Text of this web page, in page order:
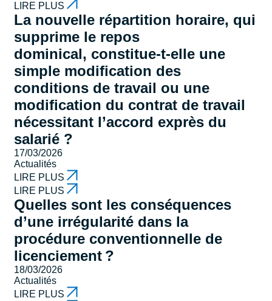
LIRE PLUS
La nouvelle répartition horaire, qui
supprime le repos
dominical, constitue-t-elle une
simple modification des
conditions de travail ou une
modification du contrat de travail
nécessitant l’accord exprès du
salarié ?
17/03/2026
Actualités
LIRE PLUS
LIRE PLUS
Quelles sont les conséquences
d’une irrégularité dans la
procédure conventionnelle de
licenciement ?
18/03/2026
Actualités
LIRE PLUS